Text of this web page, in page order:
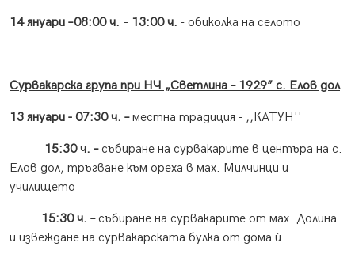
14 януари –08:00 ч. – 13:00 ч. - обиколка на селото
Сурвакарска група при НЧ „Светлина – 1929” с. Елов дол
13 януари - 07:30 ч. –местна традиция - ,,КАТУН''
15:30 ч. – събиране на сурвакарите в центъра на с.
Елов дол, тръгване към ореха в мах. Милчинци и
училището
15:30 ч. – събиране на сурвакарите от мах. Долина
и извеждане на сурвакарската булка от дома ѝ